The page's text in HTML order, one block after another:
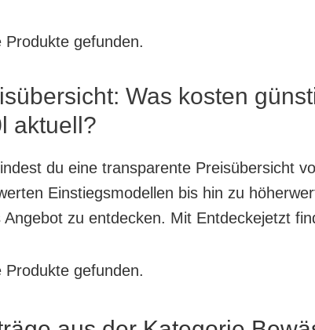
Produkte gefunden.
Was kosten
aktuell?
du eine transparente Preisübersicht
Einstiegsmodellen bis hin zu
Angebot zu entdecken. Mit Entdeckejetzt
Produkte gefunden.